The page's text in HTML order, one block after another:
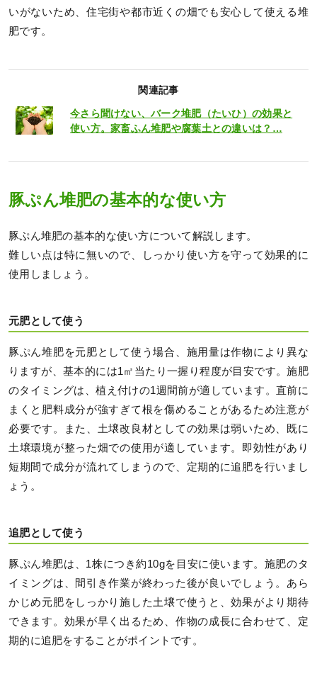
いがないため、住宅街や都市近くの畑でも安心して使える堆
肥です。
関連記事
今さら聞けない、バーク堆肥（たいひ）の効果と
使い方。家畜ふん堆肥や腐葉土との違いは？…
豚ぷん堆肥の基本的な使い方
豚ぷん堆肥の基本的な使い方について解説します。
難しい点は特に無いので、しっかり使い方を守って効果的に
使用しましょう。
元肥として使う
豚ぷん堆肥を元肥として使う場合、施用量は作物により異な
りますが、基本的には1㎡当たり一握り程度が目安です。施肥
のタイミングは、植え付けの1週間前が適しています。直前に
まくと肥料成分が強すぎて根を傷めることがあるため注意が
必要です。また、土壌改良材としての効果は弱いため、既に
土壌環境が整った畑での使用が適しています。即効性があり
短期間で成分が流れてしまうので、定期的に追肥を行いまし
ょう。
追肥として使う
豚ぷん堆肥は、1株につき約10gを目安に使います。施肥のタ
イミングは、間引き作業が終わった後が良いでしょう。あら
かじめ元肥をしっかり施した土壌で使うと、効果がより期待
できます。効果が早く出るため、作物の成長に合わせて、定
期的に追肥をすることがポイントです。